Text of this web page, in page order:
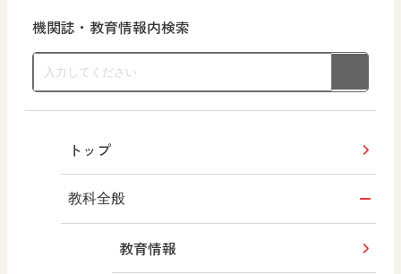
機関誌・教育情報内検索
トップ
教科全般
教育情報